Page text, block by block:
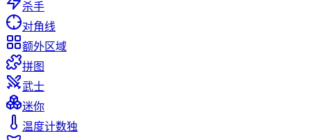
杀手
对角线
额外区域
拼图
武士
迷你
温度计数独